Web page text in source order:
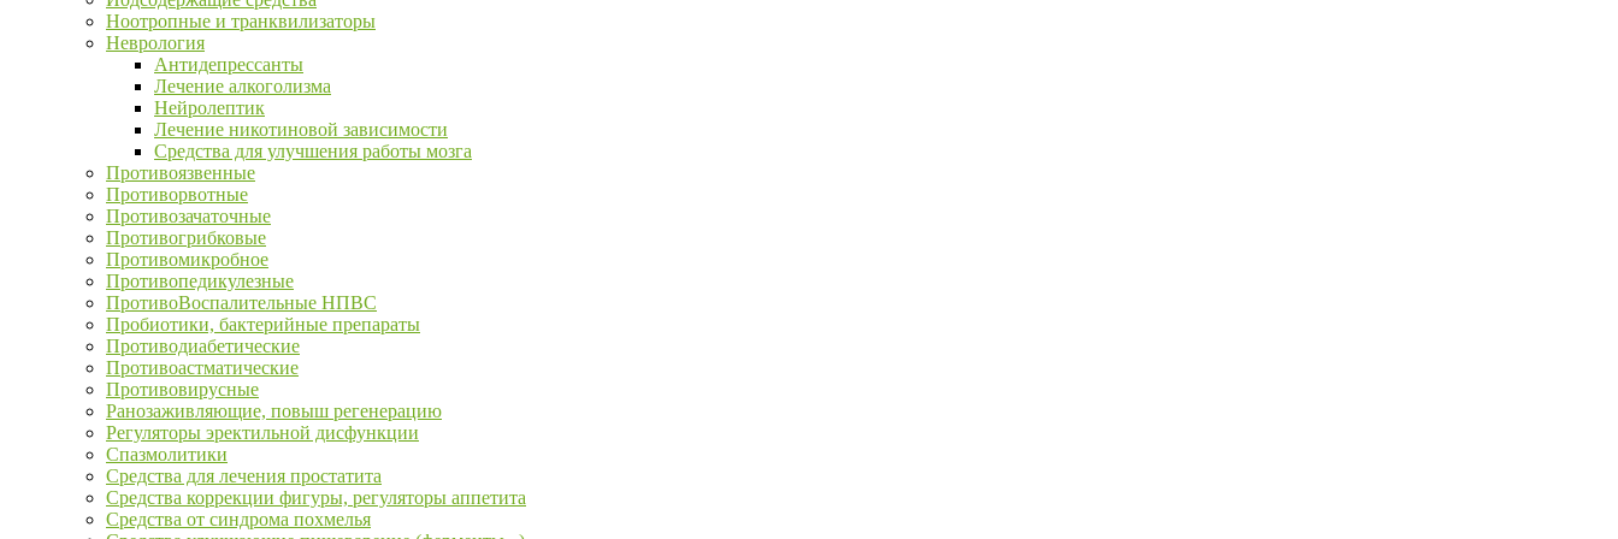
Ноотропные и транквилизаторы
Неврология
Антидепрессанты
Лечение алкоголизма
Нейролептик
Лечение никотиновой зависимости
Средства для улучшения работы мозга
Противоязвенные
Противорвотные
Противозачаточные
Противогрибковые
Противомикробное
Противопедикулезные
ПротивоВоспалительные НПВС
Пробиотики, бактерийные препараты
Противодиабетические
Противоастматические
Противовирусные
Ранозаживляющие, повыш регенерацию
Регуляторы эректильной дисфункции
Спазмолитики
Средства для лечения простатита
Средства коррекции фигуры, регуляторы аппетита
Средства от синдрома похмелья